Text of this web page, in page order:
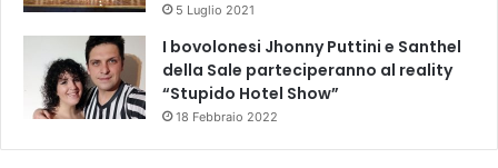
5 Luglio 2021
I bovolonesi Jhonny Puttini e Santhel
della Sale parteciperanno al reality
“Stupido Hotel Show”
18 Febbraio 2022